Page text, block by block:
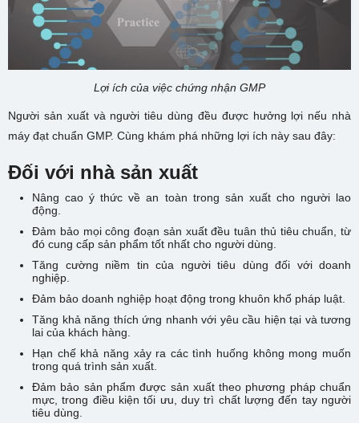
Lợi ích của việc chứng nhận GMP
Người sản xuất và người tiêu dùng đều được hưởng lợi nếu nhà
máy đạt chuẩn GMP. Cùng khám phá những lợi ích này sau đây:
Đối với nhà sản xuất
Nâng cao ý thức về an toàn trong sản xuất cho người lao
động.
Đảm bảo mọi công đoạn sản xuất đều tuân thủ tiêu chuẩn, từ
đó cung cấp sản phẩm tốt nhất cho người dùng.
Tăng cường niềm tin của người tiêu dùng đối với doanh
nghiệp.
Đảm bảo doanh nghiệp hoạt động trong khuôn khổ pháp luật.
Tăng khả năng thích ứng nhanh với yêu cầu hiện tại và tương
lai của khách hàng.
Hạn chế khả năng xảy ra các tình huống không mong muốn
trong quá trình sản xuất.
Đảm bảo sản phẩm được sản xuất theo phương pháp chuẩn
mực, trong điều kiện tối ưu, duy trì chất lượng đến tay người
tiêu dùng.